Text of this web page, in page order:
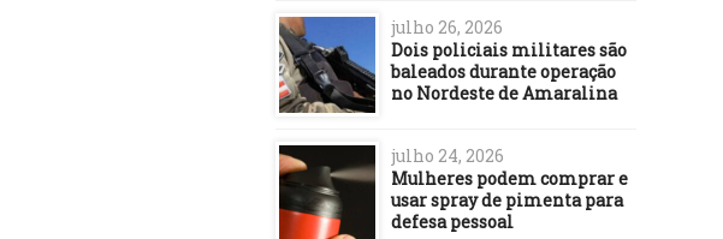
julho 26, 2026
Dois policiais militares são
baleados durante operação
no Nordeste de Amaralina
julho 24, 2026
Mulheres podem comprar e
usar spray de pimenta para
defesa pessoal